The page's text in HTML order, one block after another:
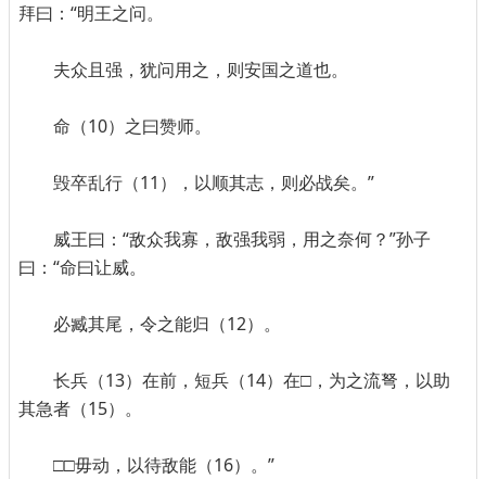
拜曰：“明王之问。
夫众且强，犹问用之，则安国之道也。
命（10）之曰赞师。
毁卒乱行（11），以顺其志，则必战矣。”
威王曰：“敌众我寡，敌强我弱，用之奈何？”孙子
曰：“命曰让威。
必臧其尾，令之能归（12）。
长兵（13）在前，短兵（14）在□，为之流弩，以助
其急者（15）。
□□毋动，以待敌能（16）。”